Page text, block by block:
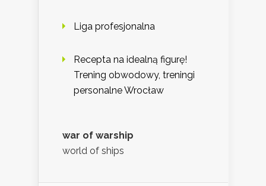
Liga profesjonalna
Recepta na idealną figurę!
Trening obwodowy, treningi
personalne Wrocław
war of warship
world of ships